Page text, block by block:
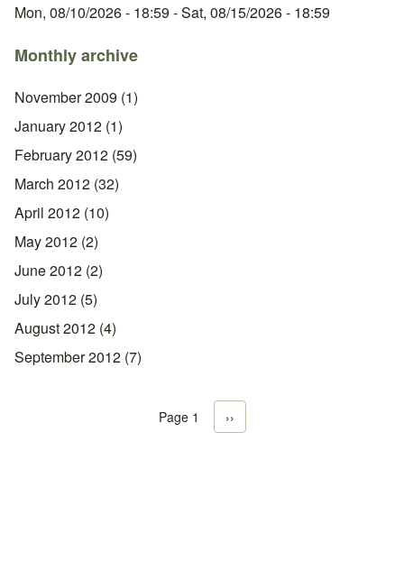
Mon, 08/10/2026 - 18:59 -Sat, 08/15/2026 - 18:59
Monthly archive
November 2009 (1)
January 2012 (1)
February 2012 (59)
March 2012 (32)
April 2012 (10)
May 2012 (2)
June 2012 (2)
July 2012 (5)
August 2012 (4)
September 2012 (7)
Pagination
Page 1 Next page
››